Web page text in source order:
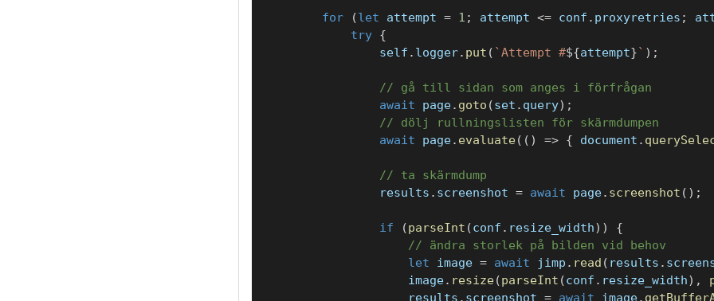
for (let attempt = 1 ; attempt <= conf . proxyretries ;
try {
                self
. logger. put ( `Attempt #${attempt} ` ) ;
// gå till sidan som anges i förfrågan
await page. goto (set . query) ;
// dölj rullningslisten för skärmdumpen
await page. evaluate( ( ) => { document .
// ta skärmdump
                results
. screenshot = await page. screenshot ( ) ;
if (parseInt (conf . resize_width) )
{
// ändra storlek på bilden vid behov
let image = await jimp . read ( results .
                    image
. resize(parseInt (conf . resize_width) ,